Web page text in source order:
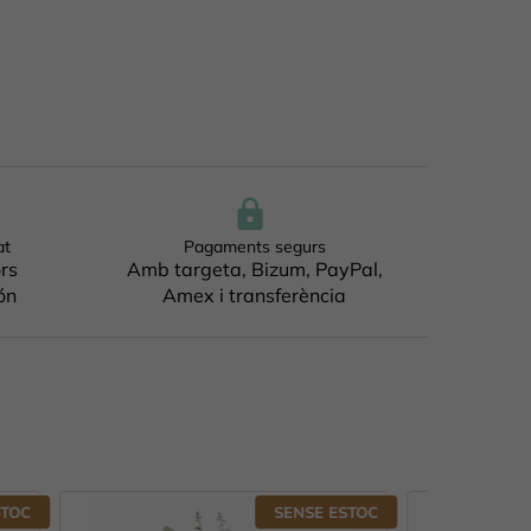
Pagaments segurs
Amb targeta, Bizum, PayPal,
Amex i transferència
ESTOC SENSE ESTOC